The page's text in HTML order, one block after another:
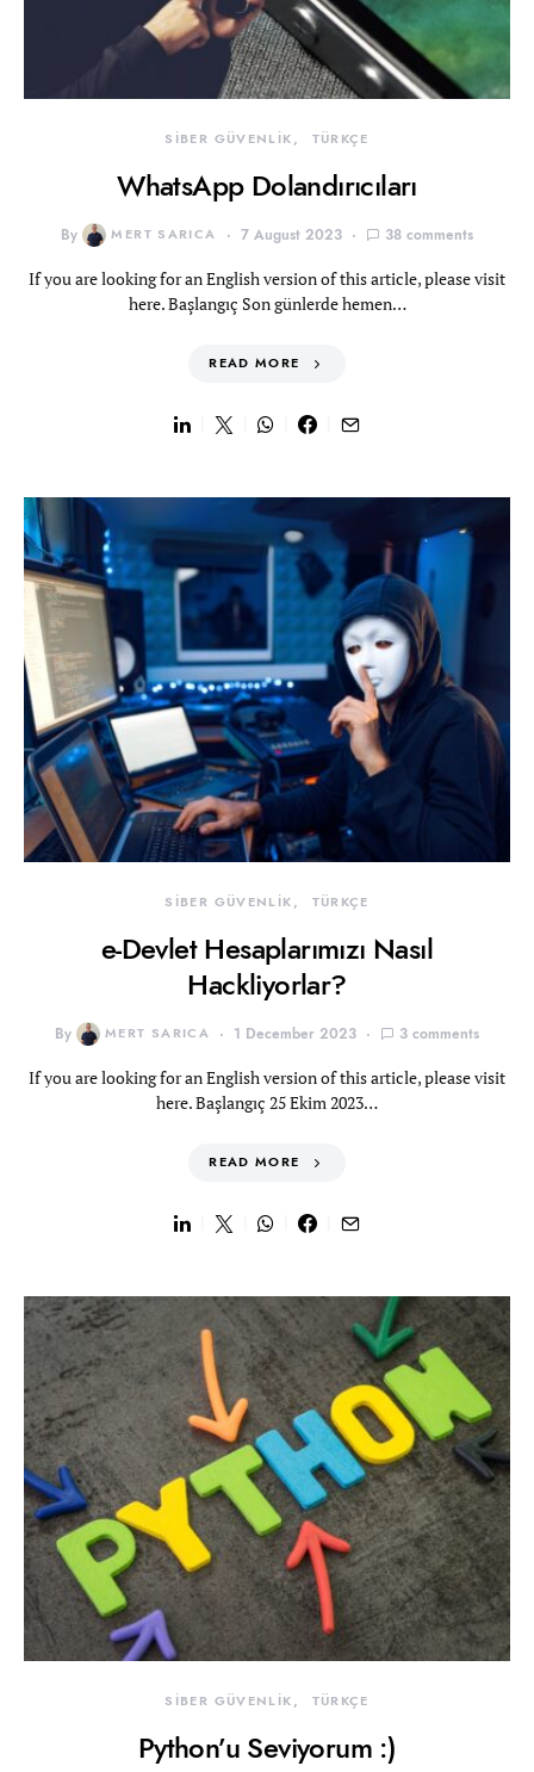
SİBER GÜVENLİK TÜRKÇE
WhatsApp Dolandırıcıları
By MERT SARICA 7 August 2023 38 comments
If you are looking for an English version of this article, please visit
here. Başlangıç Son günlerde hemen…
READ MORE
SİBER GÜVENLİK TÜRKÇE
e-Devlet Hesaplarımızı Nasıl
Hackliyorlar?
By MERT SARICA 1 December 2023 3 comments
If you are looking for an English version of this article, please visit
here. Başlangıç 25 Ekim 2023…
READ MORE
SİBER GÜVENLİK TÜRKÇE
Python’u Seviyorum :)